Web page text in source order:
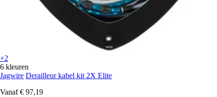
+2
6 kleuren
Jagwire Derailleur kabel kit 2X Elite
Vanaf € 97,19